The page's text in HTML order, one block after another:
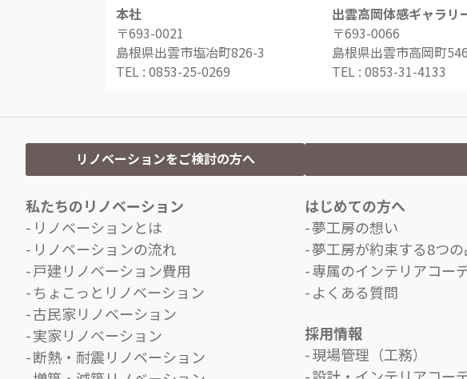
本社
〒693-0021
島根県出雲市塩冶町826-3
TEL : 0853-25-0269
出雲高岡体感ギャラリ
〒693-0066
島根県出雲市高岡町546
TEL : 0853-31-4133
リノベーションをご検討の方へ
私たちのリノベーション
リノベーションとは
リノベーションの流れ
戸建リノベーション費用
ちょこっとリノベーション
古民家リノベーション
実家リノベーション
断熱・耐震リノベーション
はじめての方へ
夢工房の想い
夢工房が約束する8つ
専属のインテリアコー
よくある質問
採用情報
現場管理（工務）